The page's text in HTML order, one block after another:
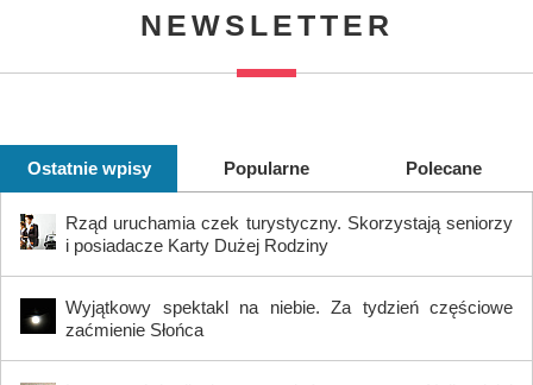
NEWSLETTER
Ostatnie wpisy Popularne Polecane
Rząd uruchamia czek turystyczny. Skorzystają seniorzy
i posiadacze Karty Dużej Rodziny
Wyjątkowy spektakl na niebie. Za tydzień częściowe
zaćmienie Słońca